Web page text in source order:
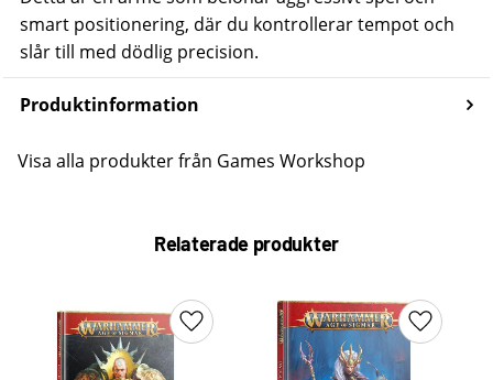
smart positionering, där du kontrollerar tempot och
slår till med dödlig precision.
Produktinformation
Visa alla produkter från Games Workshop
Relaterade produkter
Lägg till i favoriter Lägg till